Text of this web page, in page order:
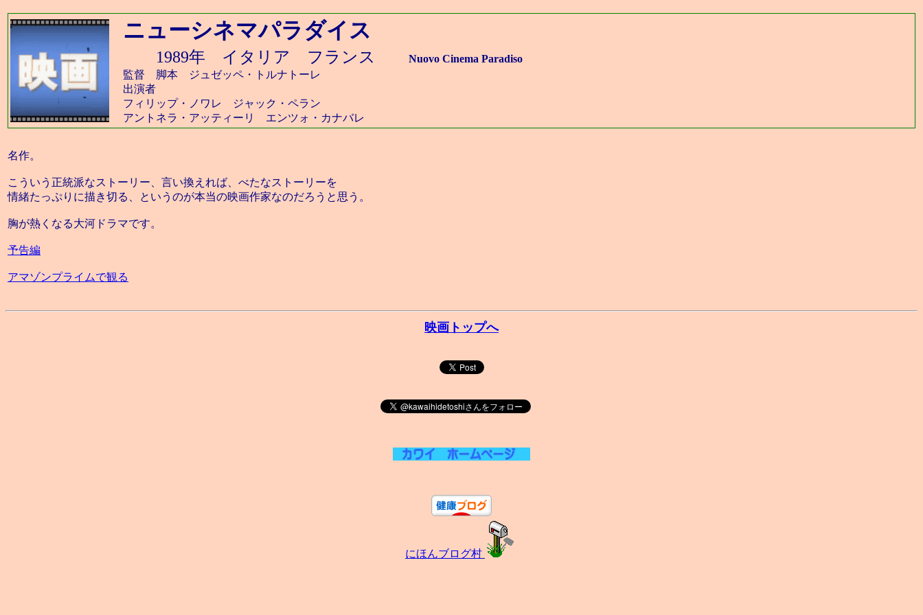
ニューシネマパラダイス
1989年 イタリア フランス
Nuovo Cinema Paradiso
監督 脚本 ジュゼッペ・トルナトーレ
出演者
フィリップ・ノワレ ジャック・ペラン
アントネラ・アッティーリ エンツォ・カナバレ
名作。
こういう正統派なストーリー、言い換えれば、べたなストーリーを
情緒たっぷりに描き切る、というのが本当の映画作家なのだろうと思う。
胸が熱くなる大河ドラマです。
予告編
アマゾンプライムで観る
映画トップへ
にほんブログ村